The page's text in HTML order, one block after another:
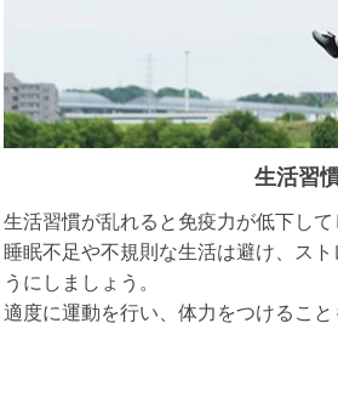
生活習
生活習慣が乱れると免疫力が低下して
睡眠不足や不規則な生活は避け、ス
うにしましょう。
適度に運動を行い、体力をつけること